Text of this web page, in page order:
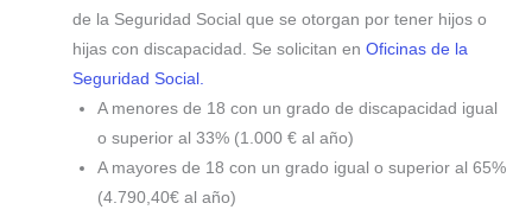
de la Seguridad Social que se otorgan por tener hijos o
hijas con discapacidad. Se solicitan enOficinas de la
Seguridad Social.
A menores de 18 con un grado de discapacidad igual
o superior al 33% (1.000 € al año)
A mayores de 18 con un grado igual o superior al 65%
(4.790,40€ al año)